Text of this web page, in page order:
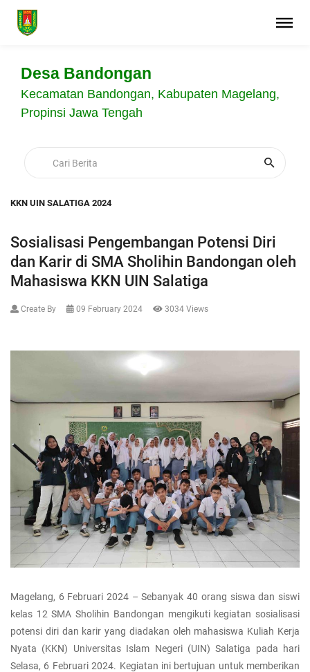
Desa Bandongan
Kecamatan Bandongan, Kabupaten Magelang,
Propinsi Jawa Tengah
KKN UIN SALATIGA 2024
Sosialisasi Pengembangan Potensi Diri
dan Karir di SMA Sholihin Bandongan oleh
Mahasiswa KKN UIN Salatiga
Create By 09 February 2024 3034 Views
Magelang, 6 Februari 2024 – Sebanyak 40 orang siswa dan siswi
kelas 12 SMA Sholihin Bandongan mengikuti kegiatan sosialisasi
potensi diri dan karir yang diadakan oleh mahasiswa Kuliah Kerja
Nyata (KKN) Universitas Islam Negeri (UIN) Salatiga pada hari
Selasa, 6 Februari 2024. Kegiatan ini bertujuan untuk memberikan